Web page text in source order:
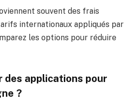
souvent des frais
internationaux appliqués par
les options pour réduire
des applications pour
?